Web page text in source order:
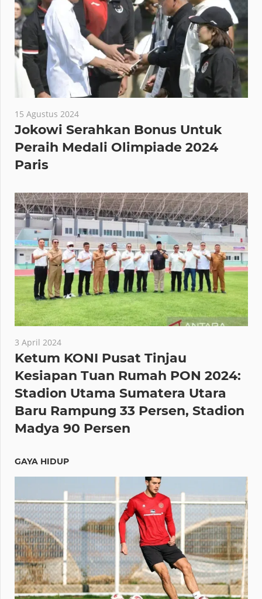
15 Agustus 2024
Jokowi Serahkan Bonus Untuk
Peraih Medali Olimpiade 2024
Paris
3 April 2024
Ketum KONI Pusat Tinjau
Kesiapan Tuan Rumah PON 2024:
Stadion Utama Sumatera Utara
Baru Rampung 33 Persen, Stadion
Madya 90 Persen
GAYA HIDUP